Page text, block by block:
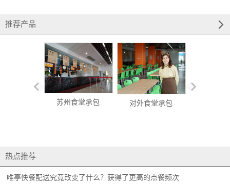
推荐产品
苏州食堂承包 对外食堂承包
热点推荐
唯亭快餐配送究竟改变了什么？获得了更高的点餐频次